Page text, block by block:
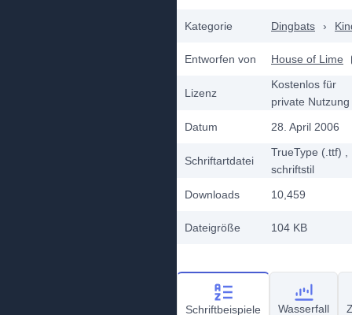
Kategorie Dingbats ›
Entworfen von House of Lime
Lizenz
Kostenlos für
private Nutzung
Datum
28. April 2006
Schriftartdatei
TrueType (.ttf)
schriftstil
Downloads
10,459
Dateigröße 104 KB
Schriftbeispiele Wasserfall